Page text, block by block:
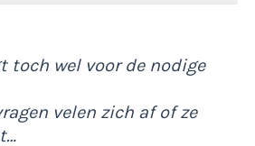
toch wel voor de nodige
velen zich af of ze